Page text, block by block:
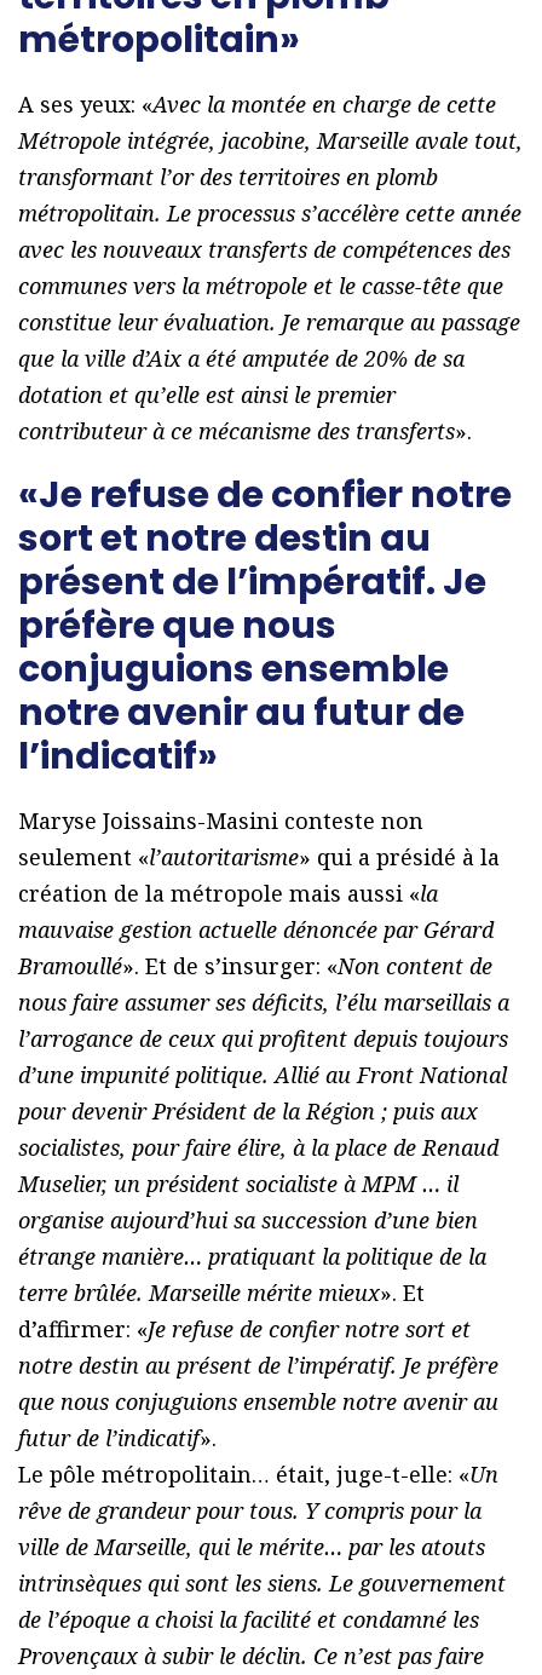
métropolitain»
A ses yeux: «Avec la montée en charge de cette
Métropole intégrée, jacobine, Marseille avale tout,
transformant l’or des territoires en plomb
métropolitain. Le processus s’accélère cette année
avec les nouveaux transferts de compétences des
communes vers la métropole et le casse-tête que
constitue leur évaluation. Je remarque au passage
que la ville d’Aix a été amputée de 20% de sa
dotation et qu’elle est ainsi le premier
contributeur à ce mécanisme des transferts».
«Je refuse de confier notre
sort et notre destin au
présent de l’impératif. Je
préfère que nous
conjuguions ensemble
notre avenir au futur de
l’indicatif»
Maryse Joissains-Masini conteste non
seulement «l’autoritarisme» qui a présidé à la
création de la métropole mais aussi «la
mauvaise gestion actuelle dénoncée par Gérard
Bramoullé». Et de s’insurger: «Non content de
nous faire assumer ses déficits, l’élu marseillais a
l’arrogance de ceux qui profitent depuis toujours
d’une impunité politique. Allié au Front National
pour devenir Président de la Région ; puis aux
socialistes, pour faire élire, à la place de Renaud
Muselier, un président socialiste à MPM … il
organise aujourd’hui sa succession d’une bien
étrange manière… pratiquant la politique de la
terre brûlée. Marseille mérite mieux». Et
d’affirmer: «Je refuse de confier notre sort et
notre destin au présent de l’impératif. Je préfère
que nous conjuguions ensemble notre avenir au
futur de l’indicatif».
Le pôle métropolitain… était, juge-t-elle: «Un
rêve de grandeur pour tous. Y compris pour la
ville de Marseille, qui le mérite… par les atouts
intrinsèques qui sont les siens. Le gouvernement
de l’époque a choisi la facilité et condamné les
Provençaux à subir le déclin. Ce n’est pas faire